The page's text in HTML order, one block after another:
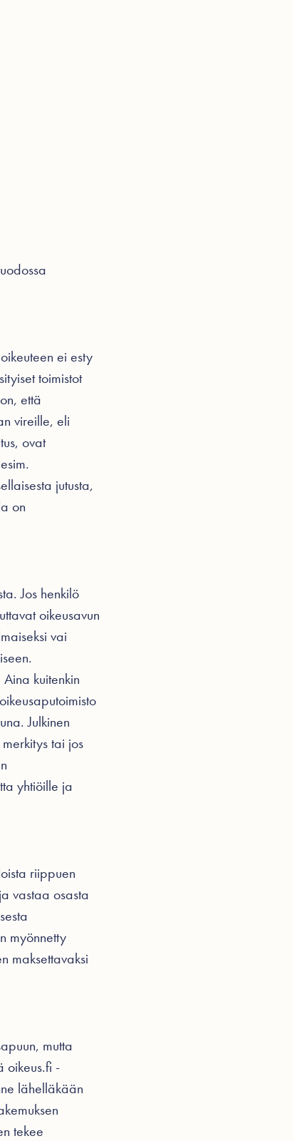
ei esty
toimistot
että
vireille, eli
ovat
jutusta,
on
Jos henkilö
oikeusavun
vai
kuitenkin
Julkinen
tai jos
yhtiöille ja
riippuen
vastaa osasta
myönnetty
maksettavaksi
mutta
oikeus.fi -
lähelläkään
tekee